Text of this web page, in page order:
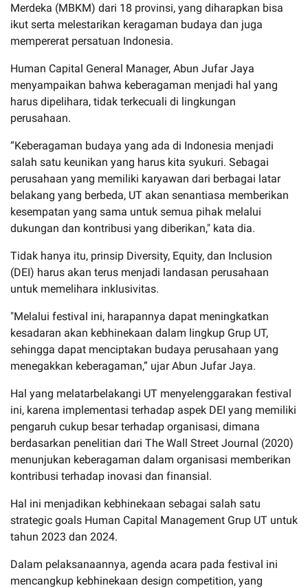
Merdeka (MBKM) dari 18 provinsi, yang diharapkan bisa
ikut serta melestarikan keragaman budaya dan juga
mempererat persatuan Indonesia.
Human Capital General Manager, Abun Jufar Jaya
menyampaikan bahwa keberagaman menjadi hal yang
harus dipelihara, tidak terkecuali di lingkungan
perusahaan.
“Keberagaman budaya yang ada di Indonesia menjadi
salah satu keunikan yang harus kita syukuri. Sebagai
perusahaan yang memiliki karyawan dari berbagai latar
belakang yang berbeda, UT akan senantiasa memberikan
kesempatan yang sama untuk semua pihak melalui
dukungan dan kontribusi yang diberikan," kata dia.
Tidak hanya itu, prinsip Diversity, Equity, dan Inclusion
(DEI) harus akan terus menjadi landasan perusahaan
untuk memelihara inklusivitas.
"Melalui festival ini, harapannya dapat meningkatkan
kesadaran akan kebhinekaan dalam lingkup Grup UT,
sehingga dapat menciptakan budaya perusahaan yang
menegakkan keberagaman,” ujar Abun Jufar Jaya.
Hal yang melatarbelakangi UT menyelenggarakan festival
ini, karena implementasi terhadap aspek DEI yang memiliki
pengaruh cukup besar terhadap organisasi, dimana
berdasarkan penelitian dari The Wall Street Journal (2020)
menunjukan keberagaman dalam organisasi memberikan
kontribusi terhadap inovasi dan finansial.
Hal ini menjadikan kebhinekaan sebagai salah satu
strategic goals Human Capital Management Grup UT untuk
tahun 2023 dan 2024.
Dalam pelaksanaannya, agenda acara pada festival ini
mencangkup kebhinekaan design competition, yang